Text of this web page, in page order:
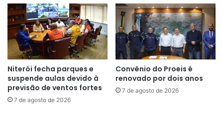
Niterói fecha parques e
suspende aulas devido à
previsão de ventos fortes
7 de agosto de 2026
Convênio do Proeis é
renovado por dois anos
7 de agosto de 2026